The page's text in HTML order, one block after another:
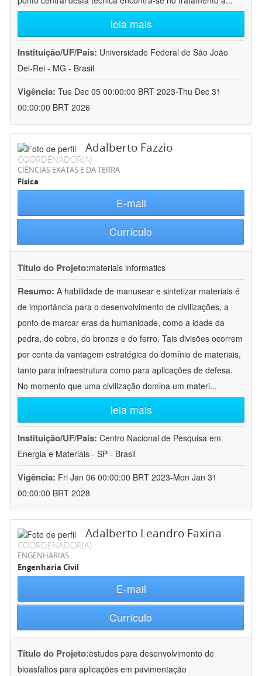
leia mais
Instituição/UF/País: Universidade Federal de São João
Del-Rei - MG - Brasil
Vigência: Tue Dec 05 00:00:00 BRT 2023-Thu Dec 31
00:00:00 BRT 2026
Adalberto Fazzio
COORDENADOR(A)
CIÊNCIAS EXATAS E DA TERRA
Física
E-mail
Currículo
Título do Projeto:materials informatics
Resumo: A habilidade de manusear e sintetizar materiais é
de importância para o desenvolvimento de civilizações, a
ponto de marcar eras da humanidade, como a idade da
pedra, do cobre, do bronze e do ferro. Tais divisões ocorrem
por conta da vantagem estratégica do domínio de materiais,
tanto para infraestrutura como para aplicações de defesa.
No momento que uma civilização domina um materi...
leia mais
Instituição/UF/País: Centro Nacional de Pesquisa em
Energia e Materiais - SP - Brasil
Vigência: Fri Jan 06 00:00:00 BRT 2023-Mon Jan 31
00:00:00 BRT 2028
Adalberto Leandro Faxina
COORDENADOR(A)
ENGENHARIAS
Engenharia Civil
E-mail
Currículo
Título do Projeto:estudos para desenvolvimento de
bioasfaltos para aplicações em pavimentação